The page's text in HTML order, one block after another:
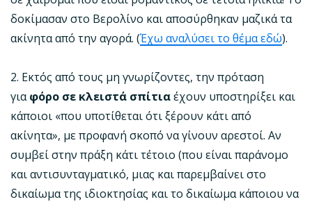
δοκίμασαν στο Βερολίνο και αποσύρθηκαν μαζικά τα
ακίνητα από την αγορά. (Έχω αναλύσει το θέμα εδώ).
2. Εκτός από τους μη γνωρίζοντες, την πρόταση
γιαφόρο σε κλειστά σπίτιαέχουν υποστηρίξει και
κάποιοι «που υποτίθεται ότι ξέρουν κάτι από
ακίνητα», με προφανή σκοπό να γίνουν αρεστοί. Αν
συμβεί στην πράξη κάτι τέτοιο (που είναι παράνομο
και αντισυνταγματικό, μιας και παρεμβαίνει στο
δικαίωμα της ιδιοκτησίας και το δικαίωμα κάποιου να